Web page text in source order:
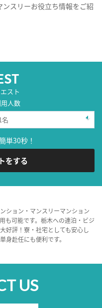
ンスリーお役立ち情報をご紹
スト
人数
単30秒！
をする
ション・マンスリーマンション
も可能です。栃木への連泊・ビジ
好評！寮・社宅としても安心し
身赴任にも便利です。
US